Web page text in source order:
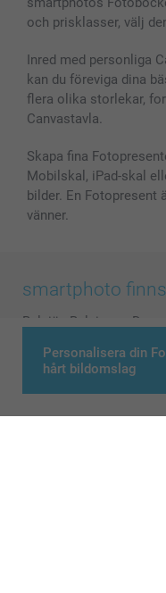
Personalisera din
hårt bildomslag
MyNameBook
Fotoramar & Tillbehör
Presentkort
Alla fotoprodukter
Villkor och garantier
Priser & betalning
och prisklasser, välj
Inred med personliga
kan du föreviga dina
flera olika storlekar,
Canvastavla.
Skapa fina
Mobilskal, iPad-skal
bilder. En Fotopresent
vänner.
smartphoto
België Belgique
Nederland - Norge
Switzerland - Suomi